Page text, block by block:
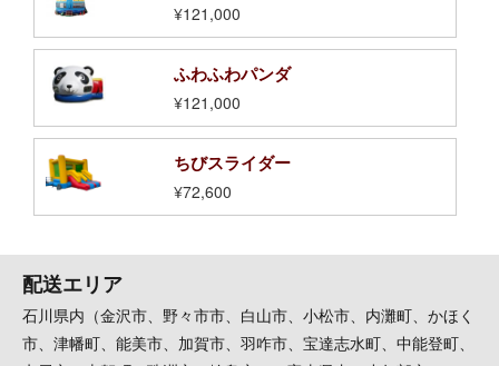
¥121,000
ふわふわパンダ
¥121,000
ちびスライダー
¥72,600
配送エリア
石川県内（金沢市、野々市市、白山市、小松市、内灘町、かほく
市、津幡町、能美市、加賀市、羽咋市、宝達志水町、中能登町、